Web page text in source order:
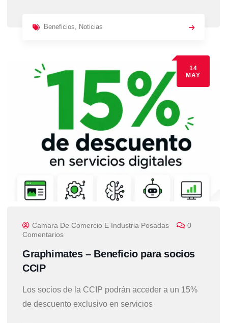
Beneficios, Noticias
14
MAY
Camara De Comercio E Industria Posadas
0
Comentarios
Graphimates – Beneficio para socios
CCIP
Los socios de la CCIP podrán acceder a un 15%
de descuento exclusivo en servicios